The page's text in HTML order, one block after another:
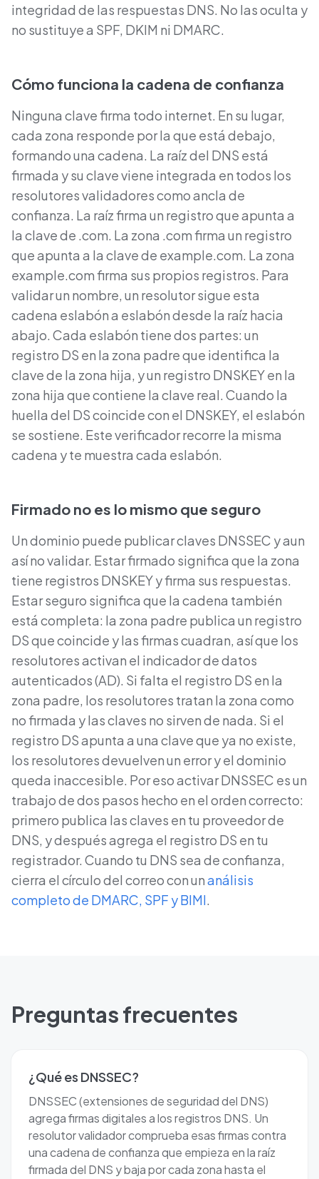
integridad de las respuestas DNS. No las oculta y
no sustituye a SPF, DKIM ni DMARC.
Cómo funciona la cadena de confianza
Ninguna clave firma todo internet. En su lugar,
cada zona responde por la que está debajo,
formando una cadena. La raíz del DNS está
firmada y su clave viene integrada en todos los
resolutores validadores como ancla de
confianza. La raíz firma un registro que apunta a
la clave de .com. La zona .com firma un registro
que apunta a la clave de example.com. La zona
example.com firma sus propios registros. Para
validar un nombre, un resolutor sigue esta
cadena eslabón a eslabón desde la raíz hacia
abajo. Cada eslabón tiene dos partes: un
registro DS en la zona padre que identifica la
clave de la zona hija, y un registro DNSKEY en la
zona hija que contiene la clave real. Cuando la
huella del DS coincide con el DNSKEY, el eslabón
se sostiene. Este verificador recorre la misma
cadena y te muestra cada eslabón.
Firmado no es lo mismo que seguro
Un dominio puede publicar claves DNSSEC y aun
así no validar. Estar firmado significa que la zona
tiene registros DNSKEY y firma sus respuestas.
Estar seguro significa que la cadena también
está completa: la zona padre publica un registro
DS que coincide y las firmas cuadran, así que los
resolutores activan el indicador de datos
autenticados (AD). Si falta el registro DS en la
zona padre, los resolutores tratan la zona como
no firmada y las claves no sirven de nada. Si el
registro DS apunta a una clave que ya no existe,
los resolutores devuelven un error y el dominio
queda inaccesible. Por eso activar DNSSEC es un
trabajo de dos pasos hecho en el orden correcto:
primero publica las claves en tu proveedor de
DNS, y después agrega el registro DS en tu
registrador. Cuando tu DNS sea de confianza,
cierra el círculo del correo con unanálisis
completo de DMARC, SPF y BIMI.
Preguntas frecuentes
¿Qué es DNSSEC?
DNSSEC (extensiones de seguridad del DNS)
agrega firmas digitales a los registros DNS. Un
resolutor validador comprueba esas firmas contra
una cadena de confianza que empieza en la raíz
firmada del DNS y baja por cada zona hasta el